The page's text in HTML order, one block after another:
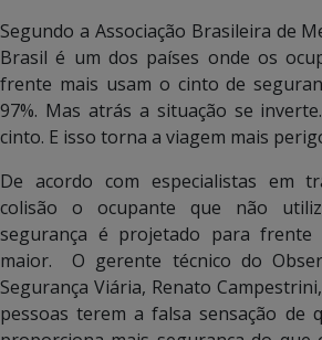
Segundo a Associação Brasileira de
Brasil é um dos países onde os
frente mais usam o cinto de
97%. Mas atrás a situação se
cinto. E isso torna a viagem mais
De acordo com especialistas em
colisão o ocupante que não
segurança é projetado para frente
maior. O gerente técnico do
Segurança Viária, Renato
pessoas terem a falsa sensação de